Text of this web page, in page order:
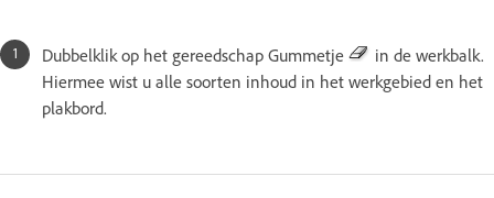
Dubbelklik op het gereedschap Gummetje
in de werkbalk.
Hiermee wist u alle soorten inhoud in het werkgebied en het
plakbord.